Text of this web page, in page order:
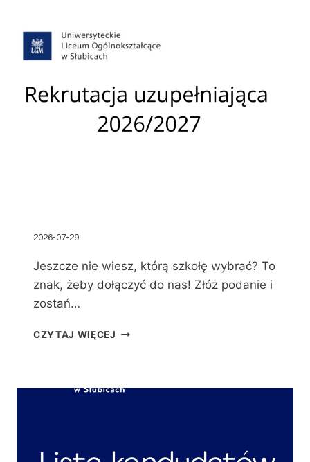
2026-07-29
Jeszcze nie wiesz, którą szkołę wybrać? To
znak, żeby dołączyć do nas! Złóż podanie i
zostań…
CZYTAJ WIĘCEJ